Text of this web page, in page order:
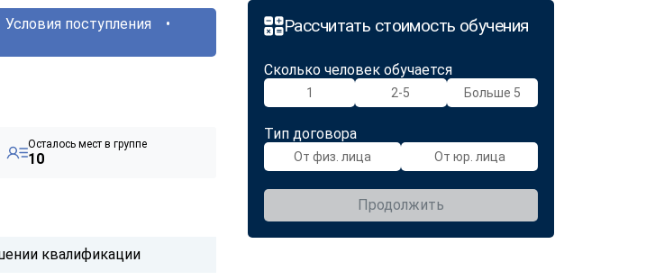
Рассчитать стоимость обучения
Сколько человек обучается
1 2-5 Больше 5
Тип договора
От физ. лица От юр. лица
Продолжить
Условия поступления
Осталось мест в группе
10
квалификации